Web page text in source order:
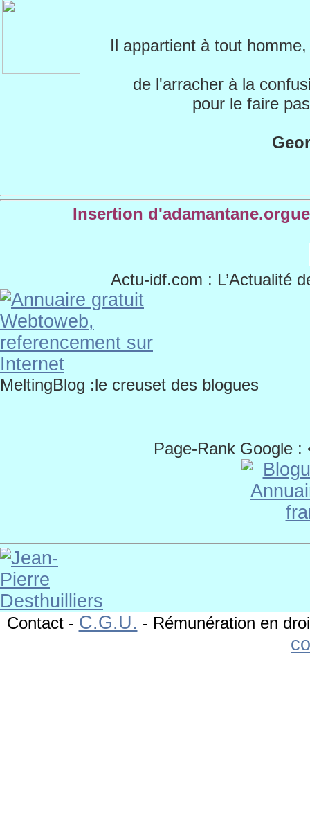
Il appartient à tout
de l'arracher à la
pour le faire
Insertion
Actu-idf.com : L’Actualité
MeltingBlog :le creuset des blogues
Page-Rank Google
Contact- C.G.U. - Rémunération en